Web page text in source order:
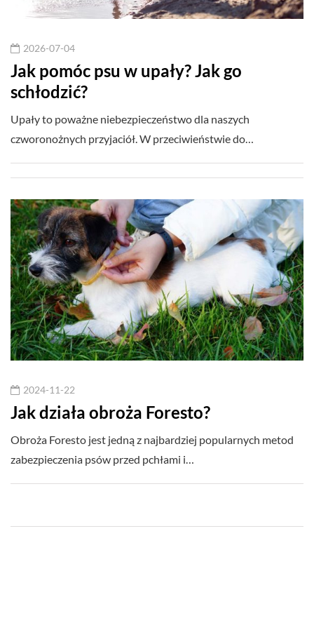
2026-07-04
Jak pomóc psu w upały? Jak go
schłodzić?
Upały to poważne niebezpieczeństwo dla naszych
czworonożnych przyjaciół. W przeciwieństwie do…
2024-11-22
Jak działa obroża Foresto?
Obroża Foresto jest jedną z najbardziej popularnych metod
zabezpieczenia psów przed pchłami i…